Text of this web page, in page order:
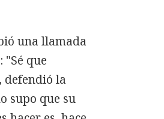
una llamada
que
defendió la
supo que su